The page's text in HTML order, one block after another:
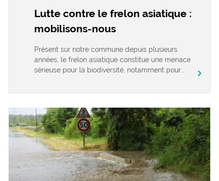
Lutte contre le frelon asiatique :
mobilisons-nous
Présent sur notre commune depuis plusieurs
années, le frelon asiatique constitue une menace
sérieuse pour la biodiversité, notamment pour...
chevron_right